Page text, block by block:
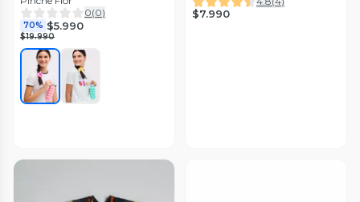
0(0)
70% $5.990
$19.990
$7.990